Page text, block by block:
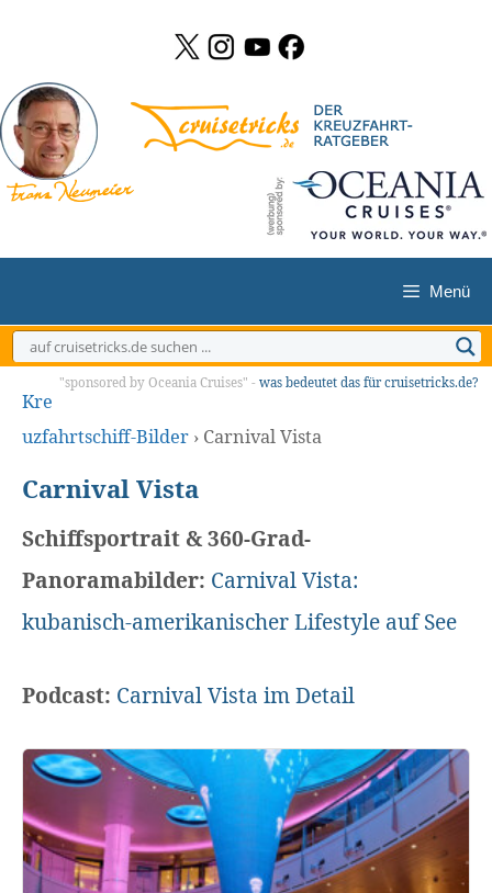
springen
Menü
"sponsored by Oceania Cruises" - was bedeutet das für cruisetricks.de?
Kre
uzfahrtschiff-Bilder › Carnival Vista
Carnival Vista
Schiffsportrait & 360-Grad-
Panoramabilder: Carnival Vista:
kubanisch-amerikanischer Lifestyle auf See
Podcast: Carnival Vista im Detail